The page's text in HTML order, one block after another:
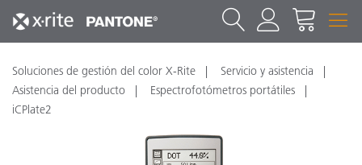
Soluciones de gestión del color X-Rite
Servicio y asistencia
Asistencia del producto
Espectrofotómetros portátiles
iCPlate2